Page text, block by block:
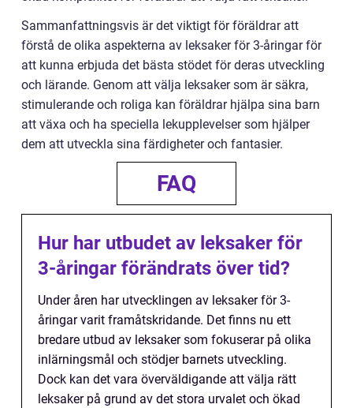
Sammanfattningsvis är det viktigt för föräldrar att
förstå de olika aspekterna av leksaker för 3-åringar för
att kunna erbjuda det bästa stödet för deras utveckling
och lärande. Genom att välja leksaker som är säkra,
stimulerande och roliga kan föräldrar hjälpa sina barn
att växa och ha speciella lekupplevelser som hjälper
dem att utveckla sina färdigheter och fantasier.
FAQ
Hur har utbudet av leksaker för
3-åringar förändrats över tid?
Under åren har utvecklingen av leksaker för 3-
åringar varit framåtskridande. Det finns nu ett
bredare utbud av leksaker som fokuserar på olika
inlärningsmål och stödjer barnets utveckling.
Dock kan det vara överväldigande att välja rätt
leksaker på grund av det stora urvalet och ökad